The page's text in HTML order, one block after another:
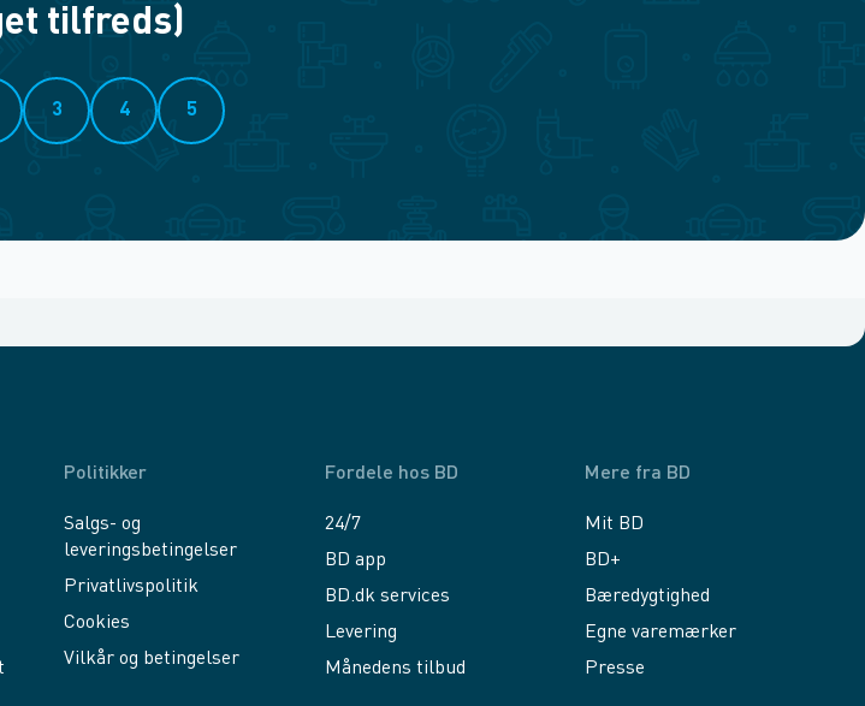
tilfreds)
3 4 5
Politikker
Salgs- og
leveringsbetingelser
Privatlivspolitik
Cookies
Vilkår og betingelser
Fordele hos BD
24/7
BD app
BD.dk services
Levering
Månedens tilbud
Mere fra BD
Mit BD
BD+
Bæredygtighed
Egne varemærker
Presse